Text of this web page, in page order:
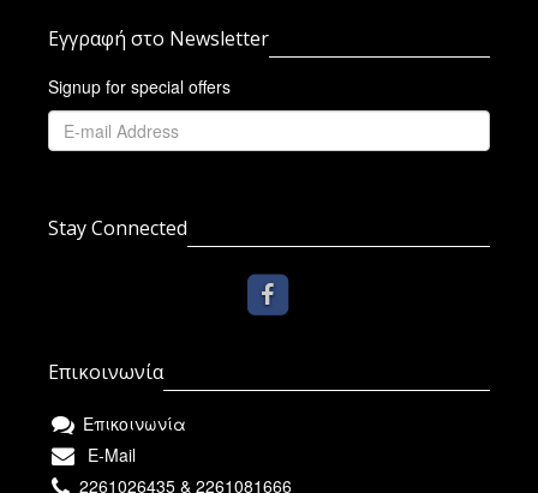
Εγγραφή στο Newsletter
Signup for special offers
Stay Connected
Επικοινωνία
Επικοινωνία
E-Mail
2261026435 & 2261081666